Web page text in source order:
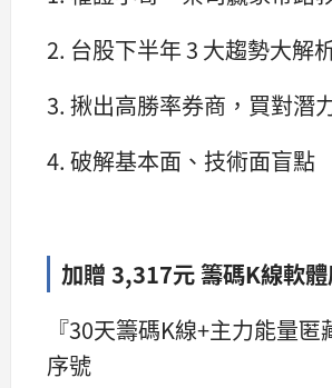
2. 台股下半年 3 大趨勢大解
3. 揪出高勝率券商，買對潛
4. 破解基本面、技術面盲點
加贈 3,317元 籌碼K線軟
『30天籌碼K線+主力能量
序號